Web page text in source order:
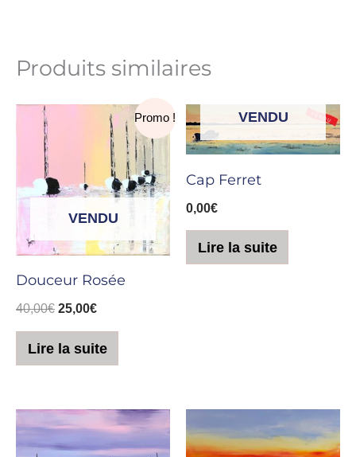
Produits similaires
Promo !
VENDU
Douceur Rosée
40,00€
était :
40,00€.
25,00€
Le
prix
actuel
est :
25,00€.
Lire la suite
VENDU
Cap Ferret
0,00€
Lire la suite